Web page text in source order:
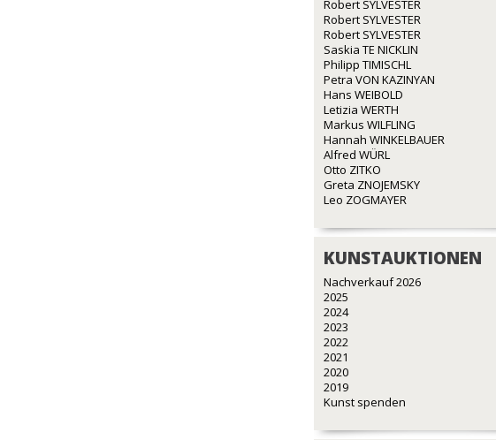
Robert SYLVESTER
Robert SYLVESTER
Robert SYLVESTER
Saskia TE NICKLIN
Philipp TIMISCHL
Petra VON KAZINYAN
Hans WEIBOLD
Letizia WERTH
Markus WILFLING
Hannah WINKELBAUER
Alfred WÜRL
Otto ZITKO
Greta ZNOJEMSKY
Leo ZOGMAYER
KUNSTAUKTIONEN
Nachverkauf 2026
2025
2024
2023
2022
2021
2020
2019
Kunst spenden